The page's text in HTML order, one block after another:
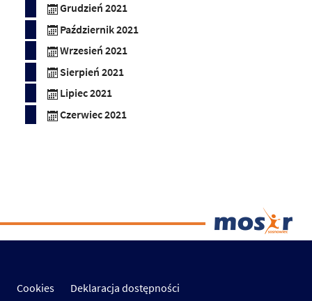
Grudzień 2021
Październik 2021
Wrzesień 2021
Sierpień 2021
Lipiec 2021
Czerwiec 2021
Cookies Deklaracja dostępności